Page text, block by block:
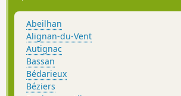
Abeilhan
Alignan-du-Vent
Autignac
Bassan
Bédarieux
Béziers